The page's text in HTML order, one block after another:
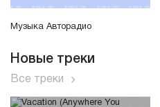
Музыка Авторадио
Новые треки
Все треки